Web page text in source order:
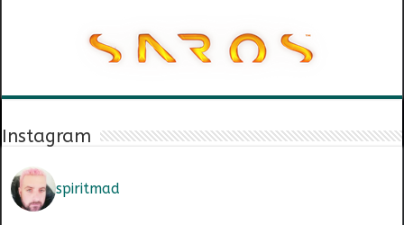
Instagram
spiritmad